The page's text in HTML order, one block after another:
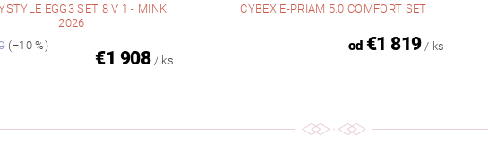
EGG3 SET 8 V 1 - MINK
2026
(–10 %)
€1 908 / ks
CYBEX E-PRIAM 5.0 COMFORT SET
od€1 819 / ks